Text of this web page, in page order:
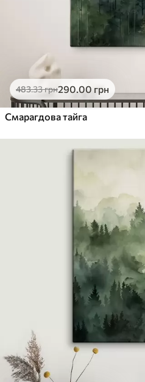
483.33грн290.00 грн
Смарагдова тайга